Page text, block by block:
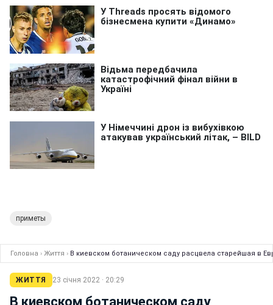
приметы
Головна › Життя › В киевском ботаническом саду расцвела старейшая в
ЖИТТЯ 23 січня 2022 · 20:29
В киевском ботаническом саду